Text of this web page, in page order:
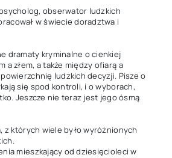
obserwator ludzkich
w świecie doradztwa i
dramaty kryminalne o cienkiej
a złem, a także między ofiarą a
ludzkich decyzji. Pisze o
się spod kontroli, i o wyborach,
Jeszcze nie teraz jest jego ósmą
z których wiele było wyróżnionych
mieszkający od dziesięcioleci w